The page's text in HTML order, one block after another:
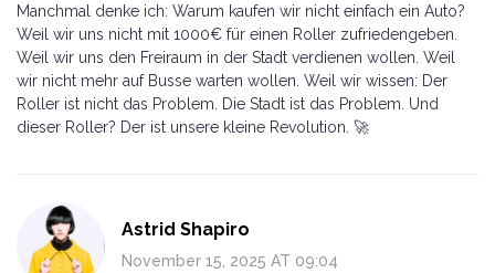
Manchmal denke ich: Warum kaufen wir nicht einfach ein Auto?
Weil wir uns nicht mit 1000€ für einen Roller zufriedengeben.
Weil wir uns den Freiraum in der Stadt verdienen wollen. Weil
wir nicht mehr auf Busse warten wollen. Weil wir wissen: Der
Roller ist nicht das Problem. Die Stadt ist das Problem. Und
dieser Roller? Der ist unsere kleine Revolution. 🚀
Astrid Shapiro
November 15, 2025 AT 09:04